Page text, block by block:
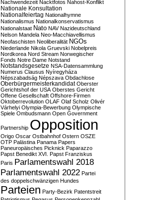
Nachwendezeit Nacktfotos Nahost-Konflikt
Nationale Konsultation
Nationalfeiertag Nationalhymne
Nationalismus Nationalkonservatismus
Nationalstaat Nato NAV Nazideutschland
Nelson Mandela Neo-Macchiavellismus
Neofaschisten Neoliberalität NGOs
Niederlande Nikola Gruevski Nobelpreis
Nordkorea Nord Stream Norwegischer
Fonds Notre Dame Notstand
Notstandsgesetze NSA-Datensammlung
Numerus Clausus Nyíregyháza
Népszabadság Népszava Obdachlose
Oberbürgermeisterkandidat Oberster
Gerichtshof der USA Oberstes Gericht
Offene Gesellschaft Offshore-Firmen
Oktoberrevolution OLAF Olaf Scholz Olivér
Várhelyi Olympia-Bewerbung Olympische
Spiele Ombudsmann Open Government
Partnership Opposition
Origo Oscar Ostbahnhof Ostern OSZE
OTP Palästina Panama Papers
Paneuropäisches Picknick Paparazzo
Papst Benedikt XVI. Papst Franziskus
Paris Parlamentswahl 2018
Parlamentswahl 2022 Partei
des doppelschwänzigen Hundes
Parteien Party-Bezirk Patentstreit